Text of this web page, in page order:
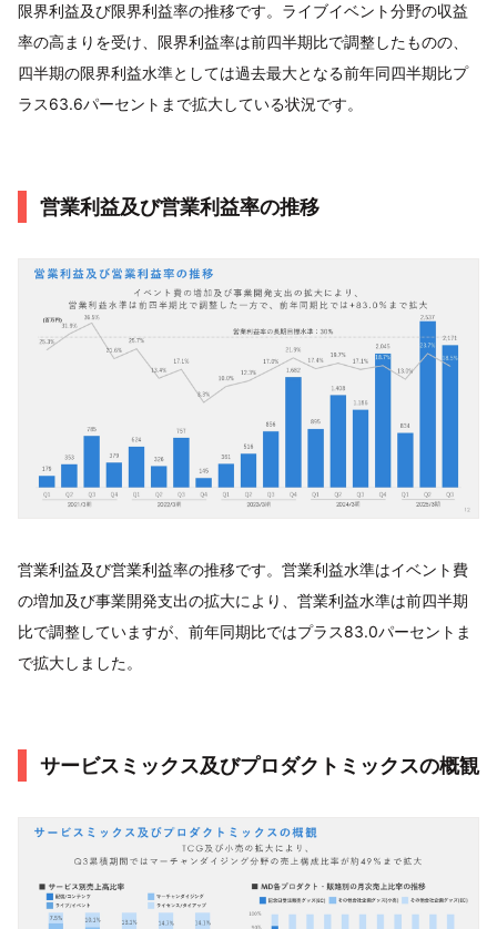
限界利益及び限界利益率の推移です。ライブイベント分野の収益
率の高まりを受け、限界利益率は前四半期比で調整したものの、
四半期の限界利益水準としては過去最大となる前年同四半期比プ
ラス63.6パーセントまで拡大している状況です。
営業利益及び営業利益率の推移
営業利益及び営業利益率の推移です。営業利益水準はイベント費
の増加及び事業開発支出の拡大により、営業利益水準は前四半期
比で調整していますが、前年同期比ではプラス83.0パーセントま
で拡大しました。
サービスミックス及びプロダクトミックスの概観